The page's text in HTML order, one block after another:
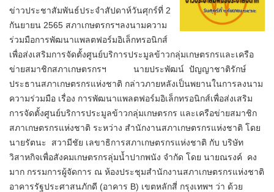
ข่าวประชาสัมพันธ์ประจำสัปดาห์วันศุกร์ที่ 2
กันยายน 2565 สภาเกษตรกรฯลงนามความ
ร่วมมือการพัฒนาแพลตฟอร์มอิเล็กทรอนิกส์
เพื่อส่งเสริมการจัดตั้งศูนย์บริการประมูลข้าวกลุ่มเกษตรกรและเครือ
ข่ายสมาชิกสภา​เกษตรกร​ฯ นายประพัฒน์ ปัญญาชาติรักษ์
ประธานสภาเกษตรกรแห่งชาติ กล่าวภายหลังเป็นพยานในการลงนาม
ความร่วมมือ​ เรื่อง การพัฒนาแพลตฟอร์มอิเล็กทรอนิกส์เพื่อส่งเสริม
การจัดตั้งศูนย์บริการประมูลข้าวกลุ่มเกษตรกร และเครือข่ายสมาชิก
สภาเกษตรกรแห่งชาติ ระหว่าง สำนักงานสภาเกษตรกรแห่งชาติ โดย
นายรัตนะ สวามีชัย เลขาธิการสภาเกษตรกรแห่งชาติ กับ บริษัท
วิสาหกิจเพื่อสังคมเกษตรกรลุ่มน้ำปากพนัง จำกัด โดย นายณรงค์ คง
มาก กรรมการผู้จัดการ ณ ห้องประชุมสำนักงานสภาเกษตรกรแห่งชาติ
อาคารรัฐประศาสนภักดี (อาคาร B) เขตหลักสี่ กรุงเทพฯ​ ว่า​ ด้วย